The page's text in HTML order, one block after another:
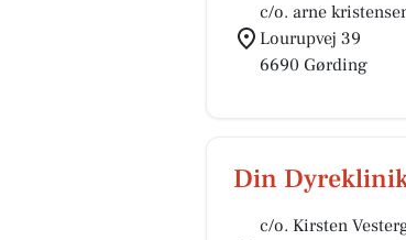
c/o. arne
Lourupvej 39
6690 Gørding
Din
c/o. Kirsten